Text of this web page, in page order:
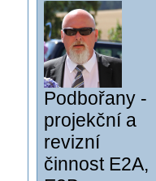
Podbořany -
projekční a
revizní
činnost E2A,